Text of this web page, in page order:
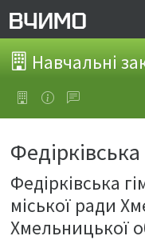
Навчальні
Федірківська
Федірківська
міської ради
Хмельницької